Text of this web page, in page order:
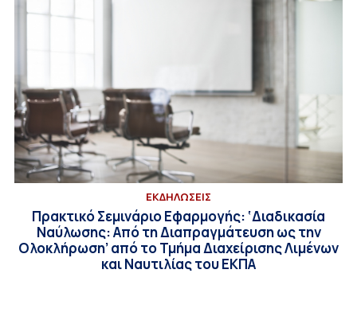
ΕΚΔΗΛΩΣΕΙΣ
Πρακτικό Σεμινάριο Εφαρμογής: ‘Διαδικασία
Ναύλωσης: Από τη Διαπραγμάτευση ως την
Ολοκλήρωση’ από το Τμήμα Διαχείρισης Λιμένων
και Ναυτιλίας του ΕΚΠΑ